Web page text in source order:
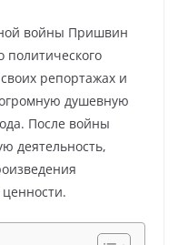
войны Пришвин
политического
репортажах и
душевную
После войны
деятельность,